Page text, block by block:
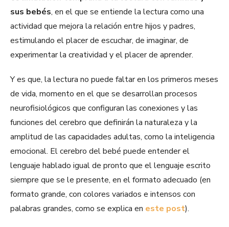
sus bebés, en el que se entiende la lectura como una
actividad que mejora la relación entre hijos y padres,
estimulando el placer de escuchar, de imaginar, de
experimentar la creatividad y el placer de aprender.
Y es que, la lectura no puede faltar en los primeros meses
de vida, momento en el que se desarrollan procesos
neurofisiológicos que configuran las conexiones y las
funciones del cerebro que definirán la naturaleza y la
amplitud de las capacidades adultas, como la inteligencia
emocional. El cerebro del bebé puede entender el
lenguaje hablado igual de pronto que el lenguaje escrito
siempre que se le presente, en el formato adecuado (en
formato grande, con colores variados e intensos con
palabras grandes, como se explica en este post).